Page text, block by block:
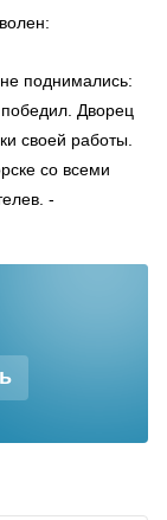
не поднимались:
Дворец
своей работы.
со всеми
-